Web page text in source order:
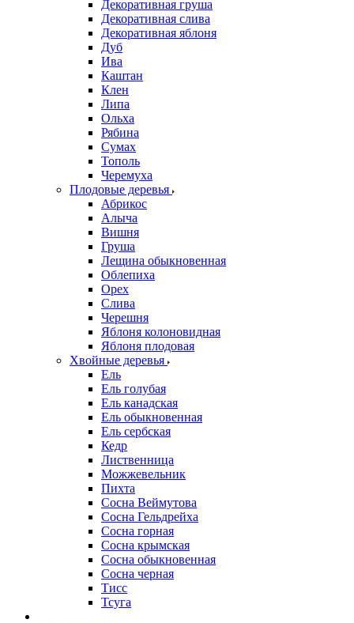
Декоративная груша
Декоративная слива
Декоративная яблоня
Дуб
Ива
Каштан
Клен
Липа
Ольха
Рябина
Сумах
Тополь
Черемуха
Плодовые деревья
Абрикос
Алыча
Вишня
Груша
Лещина обыкновенная
Облепиха
Орех
Слива
Черешня
Яблоня колоновидная
Яблоня плодовая
Хвойные деревья
Ель
Ель голубая
Ель канадская
Ель обыкновенная
Ель сербская
Кедр
Лиственница
Можжевельник
Пихта
Сосна Веймутова
Сосна Гельдрейха
Сосна горная
Сосна крымская
Сосна обыкновенная
Сосна черная
Тисс
Тсуга